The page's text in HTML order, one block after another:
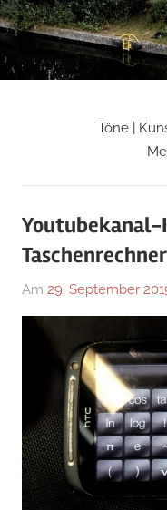
Zum
Inhalt
springen
Martin
Blog
Töne |
Am 29. September